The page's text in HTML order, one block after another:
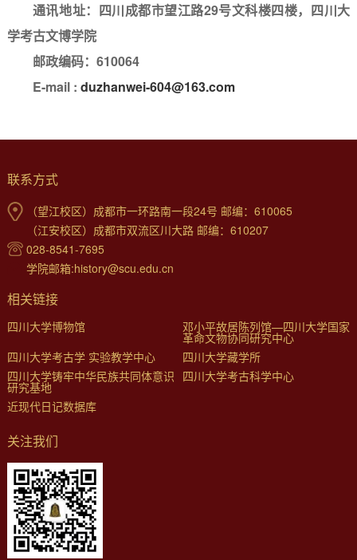
通讯地址：四川成都市望江路29号文科楼四楼，四川大
学考古文博学院
邮政编码： 610064
E-mail : duzhanwei-604@163.com
联系方式
（望江校区）成都市一环路南一段24号 邮编：610065
（江安校区）成都市双流区川大路 邮编：610207
028-8541-7695
学院邮箱:history@scu.edu.cn
相关链接
四川大学博物馆 邓小平故居陈列馆—四川大学国家
革命文物协同研究中心
四川大学考古学 实验教学中心
四川大学藏学所
四川大学铸牢中华民族共同体意识
研究基地
四川大学考古科学中心
近现代日记数据库
关注我们